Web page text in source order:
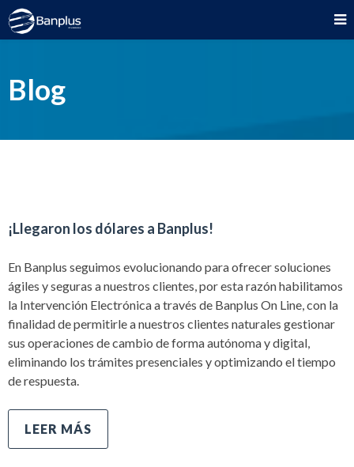
Blog
¡Llegaron los dólares a Banplus!
En Banplus seguimos evolucionando para ofrecer soluciones
ágiles y seguras a nuestros clientes, por esta razón habilitamos
la Intervención Electrónica a través de Banplus On Line, con la
finalidad de permitirle a nuestros clientes naturales gestionar
sus operaciones de cambio de forma autónoma y digital,
eliminando los trámites presenciales y optimizando el tiempo
de respuesta.
LEER MÁS